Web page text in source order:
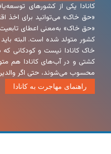
کانادا یکی از کشورهای
«حق خاک» می‌توانید برای اخذ
«حق خاک» به‌معنی اعطای
کشور متولد شده است. البته
خاک کانادا نیست و کودکانی که
کشتی و در آب‌های کانادا هم
محسوب می‌شوند، حتی اگر والدین
راهنمای مهاجرت به کانادا